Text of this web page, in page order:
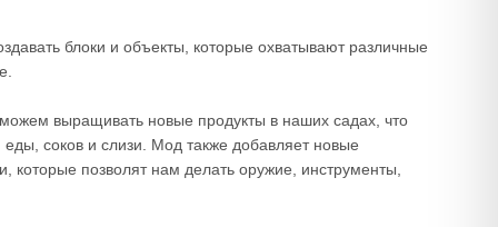
блоки и объекты, которые охватывают различные
выращивать новые продукты в наших садах, что
соков и слизи. Мод также добавляет новые
позволят нам делать оружие, инструменты,